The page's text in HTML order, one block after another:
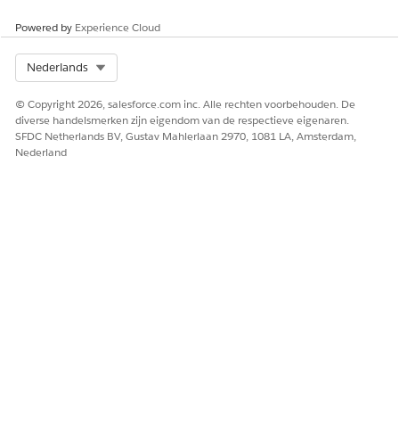
Powered by Experience Cloud
Nederlands
© Copyright 2026, salesforce.com inc. Alle rechten voorbehouden. De
diverse handelsmerken zijn eigendom van de respectieve eigenaren.
SFDC Netherlands BV, Gustav Mahlerlaan 2970, 1081 LA, Amsterdam,
Nederland